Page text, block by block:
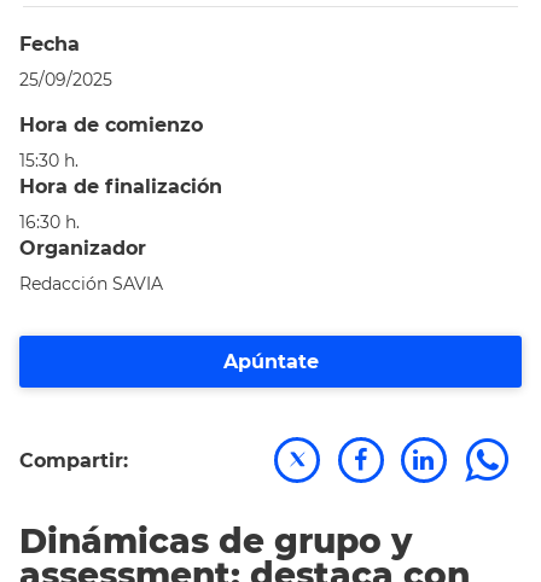
Fecha
25/09/2025
Hora de comienzo
15:30 h.
Hora de finalización
16:30 h.
Organizador
Redacción SAVIA
Apúntate
Compartir:
Dinámicas de grupo y